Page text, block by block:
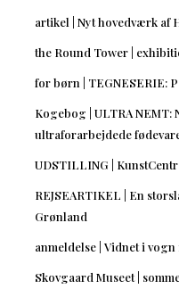
artikel | Nyt hovedværk af
the Round Tower |
for børn | TEGNESERIE:
Kogebog | ULTRA NEMT:
ultraforarbejdede
UDSTILLING |
REJSEARTIKEL | En
Grønland
anmeldelse | Vidnet i
Skovgaard Museet |